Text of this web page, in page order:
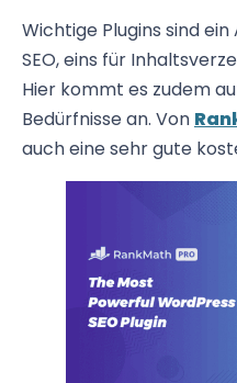
Wichtige Plugins sind
SEO, eins für
Hier kommt es zudem
Bedürfnisse an. Von
auch eine sehr gute